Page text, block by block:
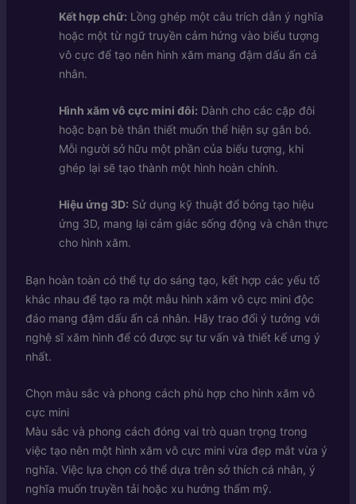
Kết hợp chữ: Lồng ghép một câu trích dẫn ý nghĩa
hoặc một từ ngữ truyền cảm hứng vào biểu tượng
vô cực để tạo nên hình xăm mang đậm dấu ấn cá
nhân.
Hình xăm vô cực mini đôi: Dành cho các cặp đôi
hoặc bạn bè thân thiết muốn thể hiện sự gắn bó.
Mỗi người sở hữu một phần của biểu tượng, khi
ghép lại sẽ tạo thành một hình hoàn chỉnh.
Hiệu ứng 3D: Sử dụng kỹ thuật đổ bóng tạo hiệu
ứng 3D, mang lại cảm giác sống động và chân thực
cho hình xăm.
Bạn hoàn toàn có thể tự do sáng tạo, kết hợp các yếu tố
khác nhau để tạo ra một mẫu hình xăm vô cực mini độc
đáo mang đậm dấu ấn cá nhân. Hãy trao đổi ý tưởng với
nghệ sĩ xăm hình để có được sự tư vấn và thiết kế ưng ý
nhất.
Chọn màu sắc và phong cách phù hợp cho hình xăm vô
cực mini
Màu sắc và phong cách đóng vai trò quan trọng trong
việc tạo nên một hình xăm vô cực mini vừa đẹp mắt vừa ý
nghĩa. Việc lựa chọn có thể dựa trên sở thích cá nhân, ý
nghĩa muốn truyền tải hoặc xu hướng thẩm mỹ.